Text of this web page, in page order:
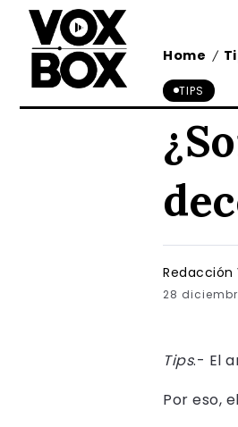
Home /
TIPS
Redacción
28
Tips.- El
Por eso,